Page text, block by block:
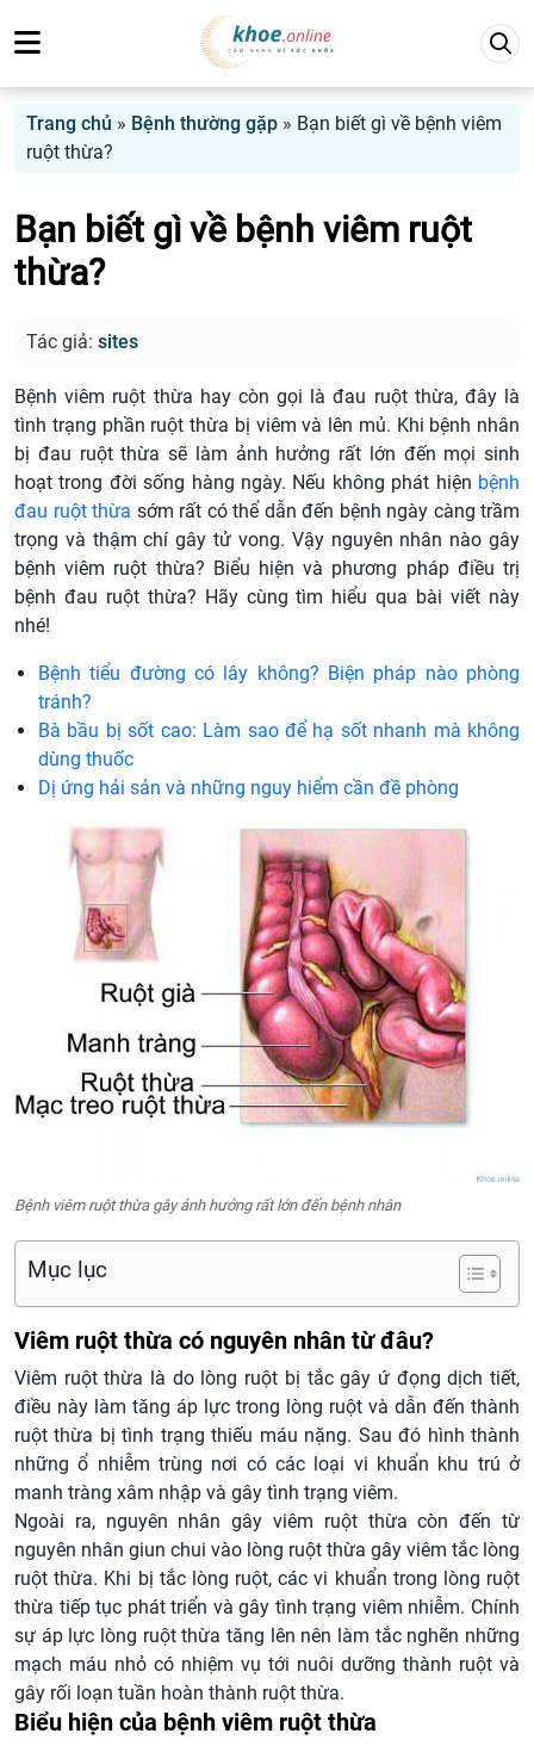
Trang chủ » Bệnh thường gặp » Bạn biết gì về bệnh viêm
ruột thừa?
Bạn biết gì về bệnh viêm ruột
thừa?
Tác giả: sites
Bệnh viêm ruột thừa hay còn gọi là đau ruột thừa, đây là
tình trạng phần ruột thừa bị viêm và lên mủ. Khi bệnh nhân
bị đau ruột thừa sẽ làm ảnh hưởng rất lớn đến mọi sinh
hoạt trong đời sống hàng ngày. Nếu không phát hiện bệnh
đau ruột thừa sớm rất có thể dẫn đến bệnh ngày càng trầm
trọng và thậm chí gây tử vong. Vậy nguyên nhân nào gây
bệnh viêm ruột thừa? Biểu hiện và phương pháp điều trị
bệnh đau ruột thừa? Hãy cùng tìm hiểu qua bài viết này
nhé!
Bệnh tiểu đường có lây không? Biện pháp nào phòng
tránh?
Bà bầu bị sốt cao: Làm sao để hạ sốt nhanh mà không
dùng thuốc
Dị ứng hải sản và những nguy hiểm cần đề phòng
Bệnh viêm ruột thừa gây ảnh hưởng rất lớn đến bệnh nhân
Mục lục
Viêm ruột thừa có nguyên nhân từ đâu?
Viêm ruột thừa là do lòng ruột bị tắc gây ứ đọng dịch tiết,
điều này làm tăng áp lực trong lòng ruột và dẫn đến thành
ruột thừa bị tình trạng thiếu máu nặng. Sau đó hình thành
những ổ nhiễm trùng nơi có các loại vi khuẩn khu trú ở
manh tràng xâm nhập và gây tình trạng viêm.
Ngoài ra, nguyên nhân gây viêm ruột thừa còn đến từ
nguyên nhân giun chui vào lòng ruột thừa gây viêm tắc lòng
ruột thừa. Khi bị tắc lòng ruột, các vi khuẩn trong lòng ruột
thừa tiếp tục phát triển và gây tình trạng viêm nhiễm. Chính
sự áp lực lòng ruột thừa tăng lên nên làm tắc nghẽn những
mạch máu nhỏ có nhiệm vụ tới nuôi dưỡng thành ruột và
gây rối loạn tuần hoàn thành ruột thừa.
Biểu hiện của bệnh viêm ruột thừa